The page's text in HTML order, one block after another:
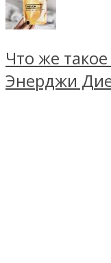
Что же
Энерджи